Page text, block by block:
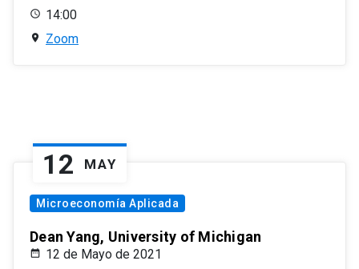
14:00
Zoom
12 MAY
Microeconomía Aplicada
Dean Yang, University of Michigan
12 de Mayo de 2021